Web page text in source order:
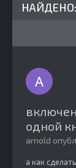
НАЙДЕНО:
одной
arnold
а как